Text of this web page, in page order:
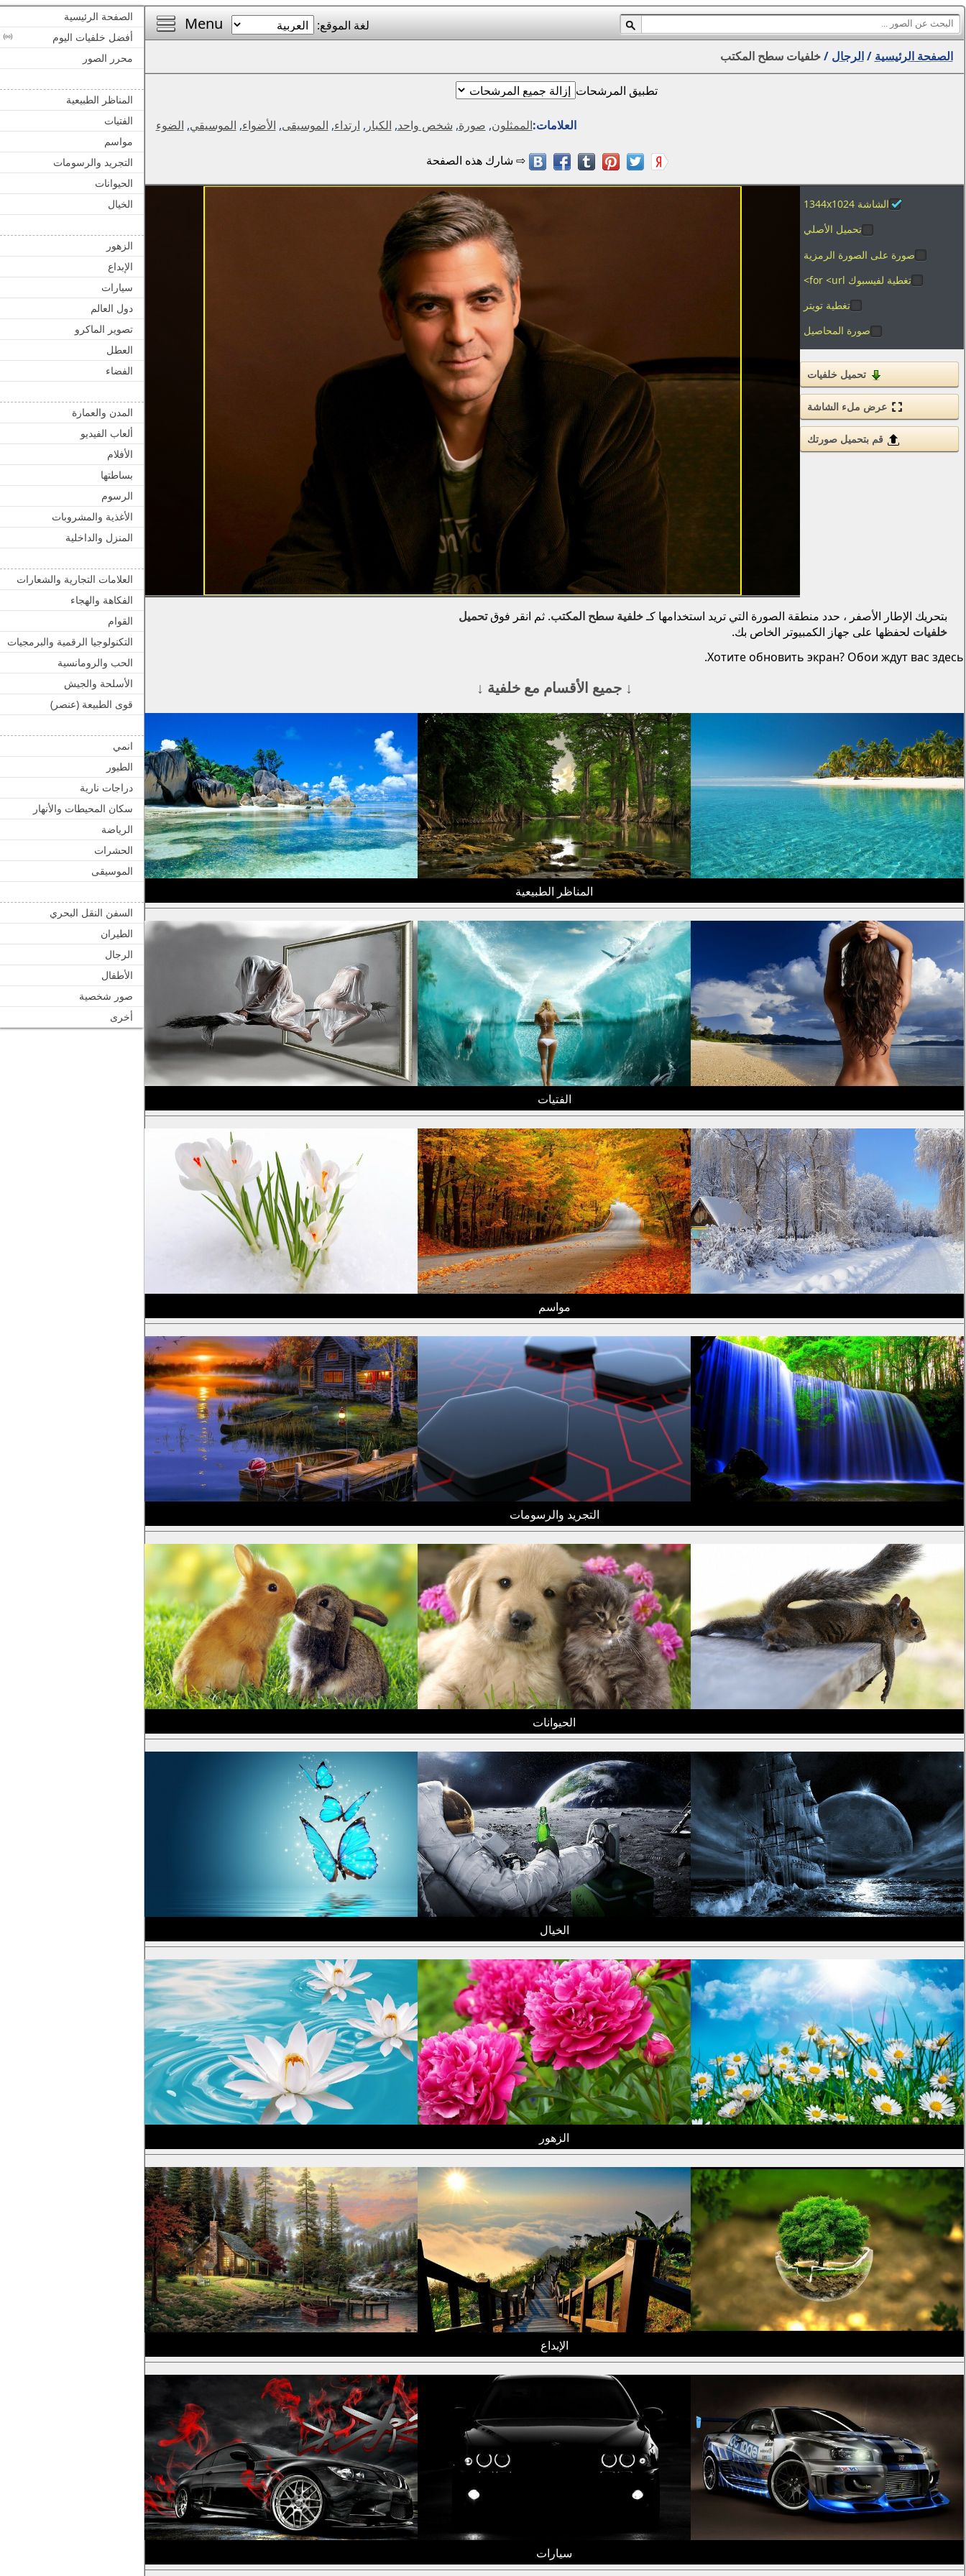
الصفحة الرئيسية
أفضل خلفيات اليوم
محرر الصور
المناظر الطبيعية
الفتيات
مواسم
التجريد والرسومات
الحيوانات
الخيال
الزهور
الإبداع
سيارات
دول العالم
تصوير الماكرو
العطل
الفضاء
المدن والعمارة
ألعاب الفيديو
الأفلام
بساطتها
الرسوم
الأغذية والمشروبات
المنزل والداخلية
العلامات التجارية والشعارات
الفكاهة والهجاء
القوام
التكنولوجيا الرقمية والبرمجيات
الحب والرومانسية
الأسلحة والجيش
قوى الطبيعة (عنصر)
انمي
الطيور
دراجات نارية
سكان المحيطات والأنهار
الرياضة
الحشرات
الموسيقى
السفن النقل البحري
الطيران
الرجال
الأطفال
صور شخصية
أخرى
Menu
لغة الموقع:
الصفحة الرئيسية /الرجال /خلفيات سطح المكتب
تطبيق المرشحات
العلامات:الممثلون, صورة, شخص واحد, الكبار , ارتداء, الموسيقى, الأضواء, الموسيقي, الضوء
الشاشة 1344x1024
تحميل الأصلي
صورة على الصورة الرمزية
تغطية لفيسبوك for <url>
تغطية تويتر
صورة المحاصيل
تحميل خلفيات
عرض ملء الشاشة
قم بتحميل صورتك
بتحريك الإطار الأصفر ، حدد منطقة الصورة التي تريد استخدامها كـخلفية سطح المكتب. ثم انقر فوقتحميل
خلفيات لحفظها على جهاز الكمبيوتر الخاص بك.
Хотите обновить экран? Обои ждут вас здесь.
↓ جميع الأقسام مع خلفية ↓
المناظر الطبيعية
الفتيات
مواسم
التجريد والرسومات
الحيوانات
الخيال
الزهور
الإبداع
سيارات